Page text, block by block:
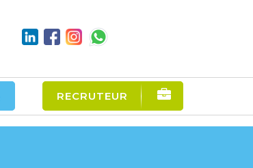
RECRUTEUR